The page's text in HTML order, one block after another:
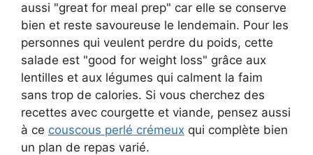
aussi "great for meal prep" car elle se conserve
bien et reste savoureuse le lendemain. Pour les
personnes qui veulent perdre du poids, cette
salade est "good for weight loss" grâce aux
lentilles et aux légumes qui calment la faim
sans trop de calories. Si vous cherchez des
recettes avec courgette et viande, pensez aussi
à ce couscous perlé crémeux qui complète bien
un plan de repas varié.